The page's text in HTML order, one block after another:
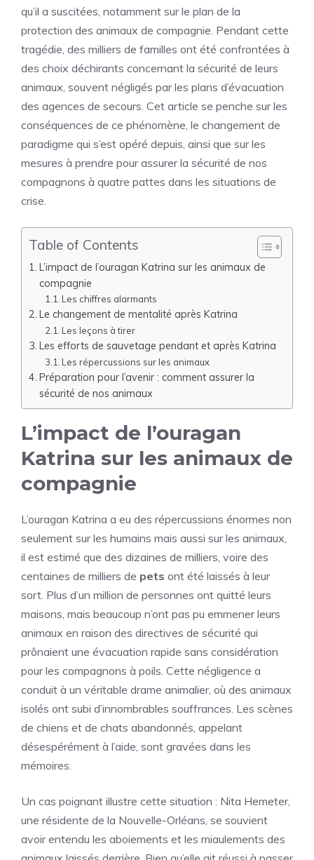
qu’il a suscitées, notamment sur le plan de la
protection des animaux de compagnie. Pendant cette
tragédie, des milliers de familles ont été confrontées à
des choix déchirants concernant la sécurité de leurs
animaux, souvent négligés par les plans d’évacuation
des agences de secours. Cet article se penche sur les
conséquences de ce phénomène, le changement de
paradigme qui s’est opéré depuis, ainsi que sur les
mesures à prendre pour assurer la sécurité de nos
compagnons à quatre pattes dans les situations de
crise.
Table of Contents
L’impact de l’ouragan Katrina sur les animaux de
compagnie
Les chiffres alarmants
Le changement de mentalité après Katrina
Les leçons à tirer
Les efforts de sauvetage pendant et après Katrina
Les répercussions sur les animaux
Préparation pour l’avenir : comment assurer la
sécurité de nos animaux
L’impact de l’ouragan
Katrina sur les animaux de
compagnie
L’ouragan Katrina a eu des répercussions énormes non
seulement sur les humains mais aussi sur les animaux,
il est estimé que des dizaines de milliers, voire des
centaines de milliers de pets ont été laissés à leur
sort. Plus d’un million de personnes ont quitté leurs
maisons, mais beaucoup n’ont pas pu emmener leurs
animaux en raison des directives de sécurité qui
prônaient une évacuation rapide sans considération
pour les compagnons à poils. Cette négligence a
conduit à un véritable drame animalier, où des animaux
isolés ont subi d’innombrables souffrances. Les scènes
de chiens et de chats abandonnés, appelant
désespérément à l’aide, sont gravées dans les
mémoires.
Un cas poignant illustre cette situation : Nita Hemeter,
une résidente de la Nouvelle-Orléans, se souvient
avoir entendu les aboiements et les miaulements des